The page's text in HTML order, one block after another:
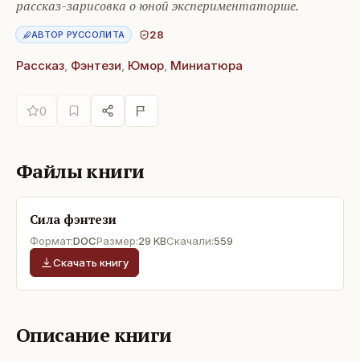
рассказ-зарисовка о юной экспериментаторше.
АВТОР РУССОЛИТА 28
Рассказ, Фэнтези, Юмор, Миниатюра
0
Файлы книги
Сила фэнтези
Формат:DOCРазмер:29 KBСкачали:559
Скачать книгу
Описание книги